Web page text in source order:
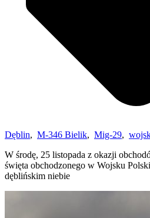
Dęblin, M-346 Bielik, Mig-29,
W środę, 25 listopada z okazji
święta obchodzonego w Wojsku
dęblińskim niebie